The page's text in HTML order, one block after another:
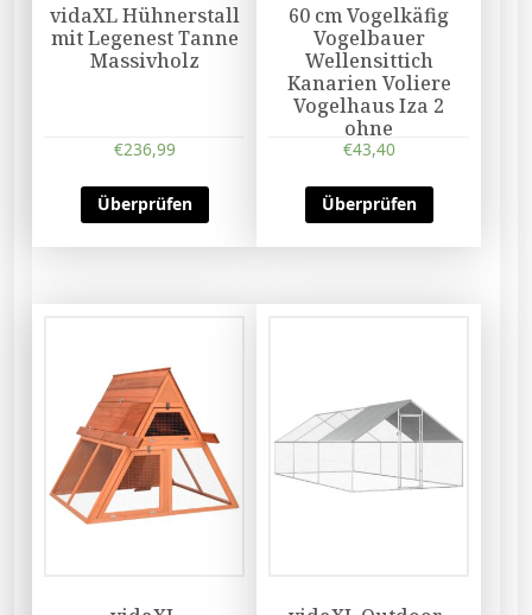
vidaXL Hühnerstall
mit Legenest Tanne
Massivholz
€236,99
Überprüfen
60 cm Vogelkäfig
Vogelbauer
Wellensittich
Kanarien Voliere
Vogelhaus Iza 2
ohne
€43,40
Überprüfen